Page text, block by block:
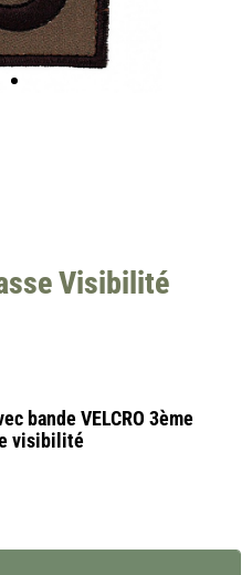
Visibilité
bande VELCRO 3ème
visibilité